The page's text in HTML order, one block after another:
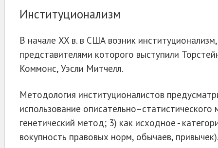
Институционализм
В начале XX в. в США возник
представителями которого выступили
Коммонс, Уэсли Митчелл.
Методология институционалистов
использование
генетический метод; 3) как исходное -
вокупность правовых норм, обычаев,